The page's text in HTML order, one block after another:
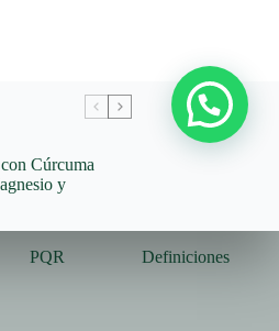
Cúrcuma
y
PQR Definiciones